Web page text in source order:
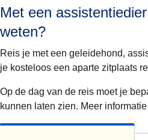
Met een
weten?
Reis je met een geleidehond,
je kosteloos een aparte zitplaats
Op de dag van de reis moet je
kunnen laten zien. Meer